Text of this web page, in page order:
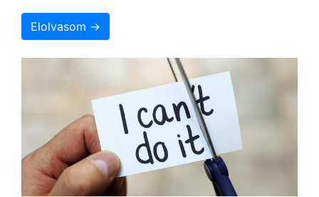
Elolvasom →